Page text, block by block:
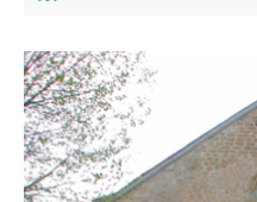
Découverte guidée du
cathédrale avec Laetitia